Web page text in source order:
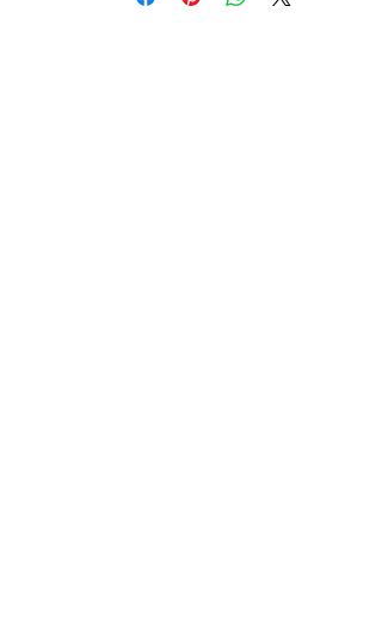
SZEROKOŚĆ: 142 (+/- 3CM)